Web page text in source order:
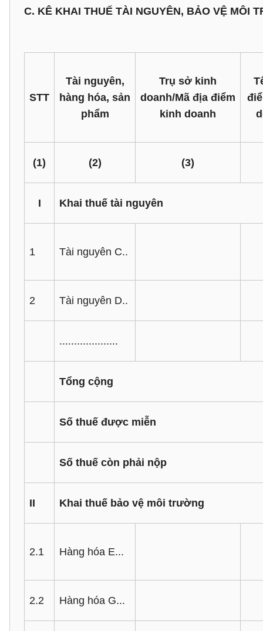
C. KÊ KHAI THUẾ TÀI NGUYÊN, BẢO VỆ MÔI
STT
Tài nguyên,
hàng hóa, sản
phẩm
Trụ sở kinh
doanh/Mã địa điểm
kinh doanh
(1) (2) (3)
I Khai thuế tài nguyên
1 Tài nguyên C..
2 Tài nguyên D..
....................
Tổng cộng
Số thuế được miễn
Số thuế còn phải nộp
II Khai thuế bảo vệ môi trường
2.1 Hàng hóa E...
2.2 Hàng hóa G...